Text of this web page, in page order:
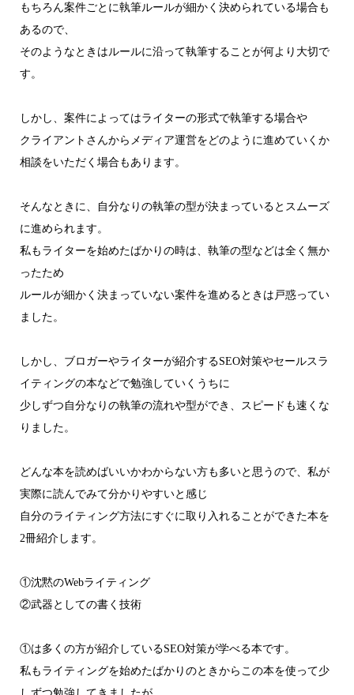
もちろん案件ごとに執筆ルールが細かく決められている場合も
あるので、
そのようなときはルールに沿って執筆することが何より大切で
す。
しかし、案件によってはライターの形式で執筆する場合や
クライアントさんからメディア運営をどのように進めていくか
相談をいただく場合もあります。
そんなときに、自分なりの執筆の型が決まっているとスムーズ
に進められます。
私もライターを始めたばかりの時は、執筆の型などは全く無か
ったため
ルールが細かく決まっていない案件を進めるときは戸惑ってい
ました。
しかし、ブロガーやライターが紹介するSEO対策やセールスラ
イティングの本などで勉強していくうちに
少しずつ自分なりの執筆の流れや型ができ、スピードも速くな
りました。
どんな本を読めばいいかわからない方も多いと思うので、私が
実際に読んでみて分かりやすいと感じ
自分のライティング方法にすぐに取り入れることができた本を
2冊紹介します。
①沈黙のWebライティング
②武器としての書く技術
①は多くの方が紹介しているSEO対策が学べる本です。
私もライティングを始めたばかりのときからこの本を使って少